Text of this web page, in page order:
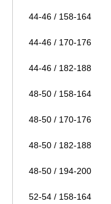
44-46 / 158-164
44-46 / 170-176
44-46 / 182-188
48-50 / 158-164
48-50 / 170-176
48-50 / 182-188
48-50 / 194-200
52-54 / 158-164